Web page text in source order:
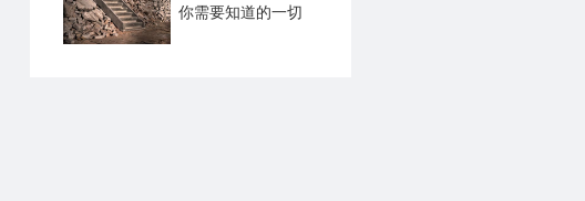
你需要知道的一切